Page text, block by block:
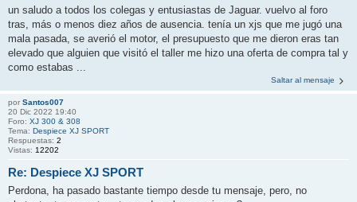
un saludo a todos los colegas y entusiastas de Jaguar. vuelvo al foro
tras, más o menos diez años de ausencia. tenía un xjs que me jugó una
mala pasada, se averió el motor, el presupuesto que me dieron eras tan
elevado que alguien que visitó el taller me hizo una oferta de compra tal y
como estabas ...
Saltar al mensaje
por Santos007
20 Dic 2022 19:40
Foro: XJ 300 & 308
Tema: Despiece XJ SPORT
Respuestas: 2
Vistas: 12202
Re: Despiece XJ SPORT
Perdona, ha pasado bastante tiempo desde tu mensaje, pero, no